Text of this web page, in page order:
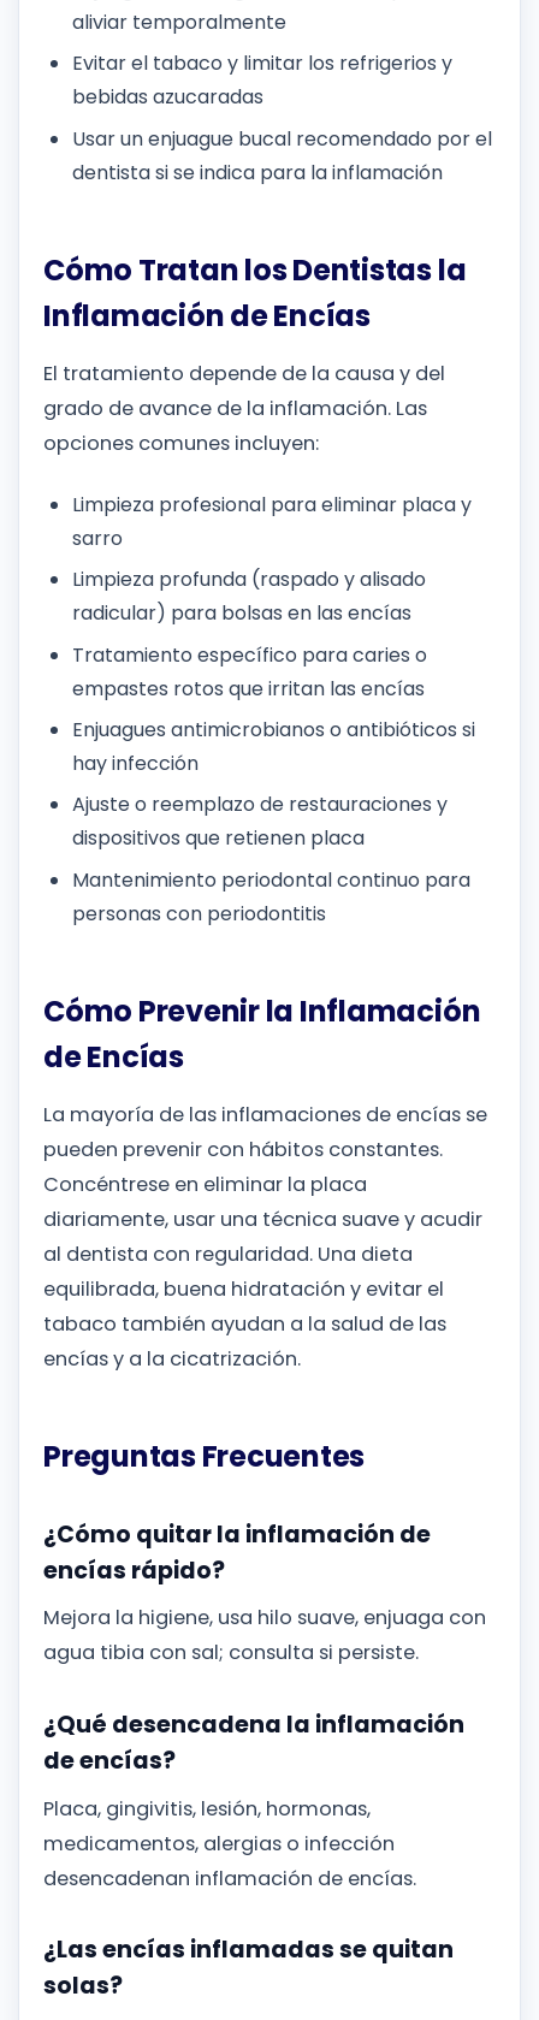
aliviar temporalmente
Evitar el tabaco y limitar los refrigerios y
bebidas azucaradas
Usar un enjuague bucal recomendado por el
dentista si se indica para la inflamación
Cómo Tratan los Dentistas la
Inflamación de Encías
El tratamiento depende de la causa y del
grado de avance de la inflamación. Las
opciones comunes incluyen:
Limpieza profesional para eliminar placa y
sarro
Limpieza profunda (raspado y alisado
radicular) para bolsas en las encías
Tratamiento específico para caries o
empastes rotos que irritan las encías
Enjuagues antimicrobianos o antibióticos si
hay infección
Ajuste o reemplazo de restauraciones y
dispositivos que retienen placa
Mantenimiento periodontal continuo para
personas con periodontitis
Cómo Prevenir la Inflamación
de Encías
La mayoría de las inflamaciones de encías se
pueden prevenir con hábitos constantes.
Concéntrese en eliminar la placa
diariamente, usar una técnica suave y acudir
al dentista con regularidad. Una dieta
equilibrada, buena hidratación y evitar el
tabaco también ayudan a la salud de las
encías y a la cicatrización.
Preguntas Frecuentes
¿Cómo quitar la inflamación de
encías rápido?
Mejora la higiene, usa hilo suave, enjuaga con
agua tibia con sal; consulta si persiste.
¿Qué desencadena la inflamación
de encías?
Placa, gingivitis, lesión, hormonas,
medicamentos, alergias o infección
desencadenan inflamación de encías.
¿Las encías inflamadas se quitan
solas?